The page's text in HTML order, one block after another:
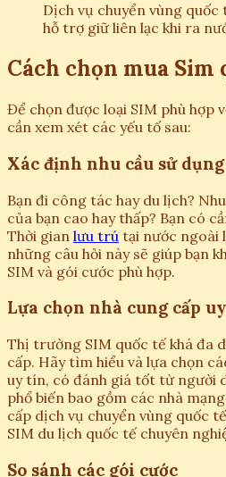
Dịch vụ chuyển vùng quốc
hỗ trợ giữ liên lạc khi ra
Cách chọn mua Sim
Để chọn được loại SIM phù hợp
cần xem xét các yếu tố sau:
Xác định nhu cầu sử dụng
Bạn đi công tác hay du lịch?
của bạn cao hay thấp? Bạn có
Thời gian lưu trú tại nước ngoài
những câu hỏi này sẽ giúp bạn
SIM và gói cước phù hợp.
Lựa chọn nhà cung cấp
Thị trường SIM quốc tế khá đa
cấp. Hãy tìm hiểu và lựa chọn
uy tín, có đánh giá tốt từ người
phổ biến bao gồm các nhà
cấp dịch vụ chuyển vùng quốc
SIM du lịch quốc tế chuyên
So sánh các gói cước